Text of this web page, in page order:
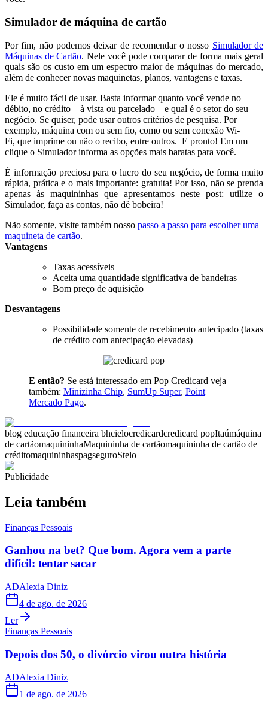
Simulador de máquina de cartão
Por fim, não podemos deixar de recomendar o nosso Simulador de
Máquinas de Cartão. Nele você pode comparar de forma mais geral
quais são os custo em um espectro maior de máquinas do mercado,
além de conhecer novas maquinetas, planos, vantagens e taxas.
Ele é muito fácil de usar. Basta informar quanto você vende no
débito, no crédito – à vista ou parcelado – e qual é o setor do seu
negócio. Se quiser, pode usar outros critérios de pesquisa. Por
exemplo, máquina com ou sem fio, como ou sem conexão Wi-
Fi, que imprime ou não o recibo, entre outros. E pronto! Em um
clique o Simulador informa as opções mais baratas para você.
É informação preciosa para o lucro do seu negócio, de forma muito
rápida, prática e o mais importante: gratuita! Por isso, não se prenda
apenas às maquininhas que apresentamos neste post: utilize o
Simulador, faça as contas, não dê bobeira!
Não somente, visite também nosso passo a passo para escolher uma
maquineta de cartão.
Vantagens
Taxas acessíveis
Aceita uma quantidade significativa de bandeiras
Bom preço de aquisição
Desvantagens
Possibilidade somente de recebimento antecipado (taxas
de crédito com antecipação elevadas)
E então? Se está interessado em Pop Credicard veja
também: Minizinha Chip, SumUp Super, Point
Mercado Pago.
blog educação financeira bhcielocredicardcredicard popItaúmáquina
de cartãomaquininhaMaquininha de cartãomaquininha de cartão de
créditomaquininhaspagseguroStelo
Publicidade
Leia também
Finanças Pessoais
Ganhou na bet? Que bom. Agora vem a parte
difícil: tentar sacar
ADAlexia Diniz
4 de ago. de 2026
Ler
Finanças Pessoais
Depois dos 50, o divórcio virou outra história
ADAlexia Diniz
1 de ago. de 2026